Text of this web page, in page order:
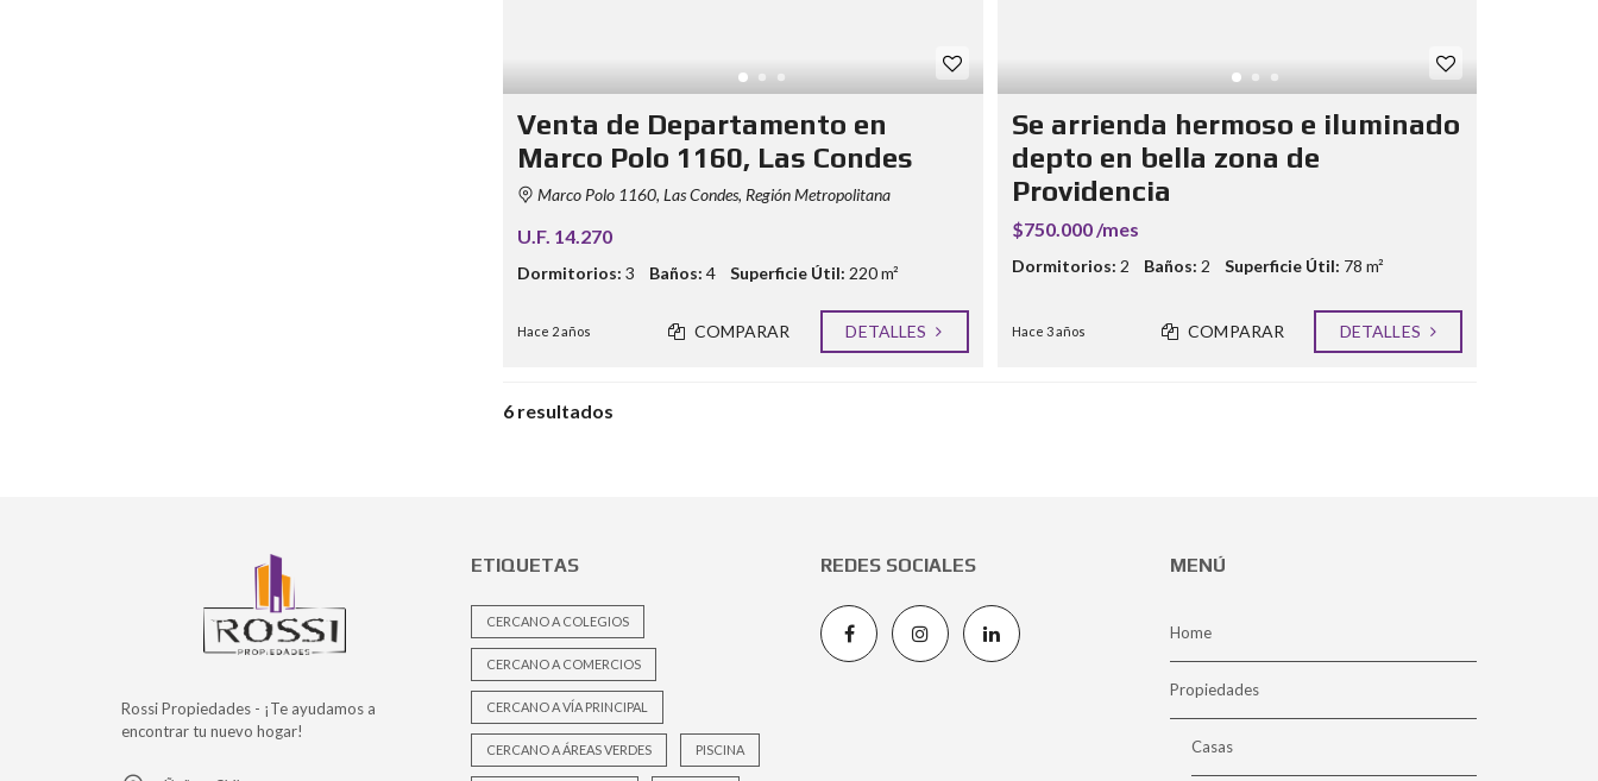
Venta de Departamento en
Marco Polo 1160, Las Condes
Marco Polo 1160, Las Condes, Región Metropolitana
U.F. 14.270
Dormitorios: 3 Baños: 4 Superficie Útil: 220 m²
Hace 2 años COMPARAR DETALLES
Se arrienda hermoso e iluminado
depto en bella zona de
Providencia
$750.000 /mes
Dormitorios: 2 Baños: 2 Superficie Útil: 78 m²
Hace 3 años COMPARAR DETALLES
6 resultados
Rossi Propiedades - ¡Te ayudamos a
encontrar tu nuevo hogar!
ETIQUETAS
CERCANO A COLEGIOS
CERCANO A COMERCIOS
CERCANO A VÍA PRINCIPAL
CERCANO A ÁREAS VERDES PISCINA
REDES SOCIALES MENÚ
Home
Propiedades
Casas